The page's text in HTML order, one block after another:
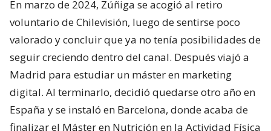
En marzo de 2024, Zúñiga se acogió al retiro
voluntario de Chilevisión, luego de sentirse poco
valorado y concluir que ya no tenía posibilidades de
seguir creciendo dentro del canal. Después viajó a
Madrid para estudiar un máster en marketing
digital. Al terminarlo, decidió quedarse otro año en
España y se instaló en Barcelona, donde acaba de
finalizar el Máster en Nutrición en la Actividad Física